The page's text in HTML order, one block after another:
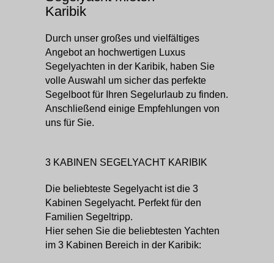
Karibik
Durch unser großes und vielfältiges
Angebot an hochwertigen Luxus
Segelyachten in der Karibik, haben Sie
volle Auswahl um sicher das perfekte
Segelboot für Ihren Segelurlaub zu finden.
Anschließend einige Empfehlungen von
uns für Sie.
3 KABINEN SEGELYACHT KARIBIK
Die beliebteste Segelyacht ist die 3
Kabinen Segelyacht. Perfekt für den
Familien Segeltripp.
Hier sehen Sie die beliebtesten Yachten
im 3 Kabinen Bereich in der Karibik: